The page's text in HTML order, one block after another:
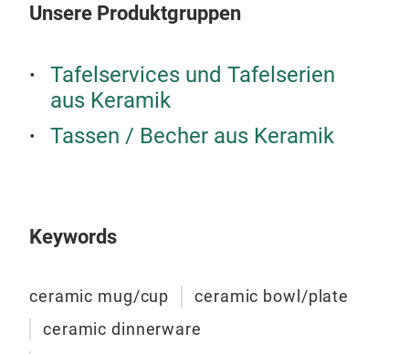
Unsere Produktgruppen
Tafelservices und Tafelserien
aus Keramik
Tassen / Becher aus Keramik
Keywords
ceramic mug/cup
ceramic bowl/plate
ceramic dinnerware